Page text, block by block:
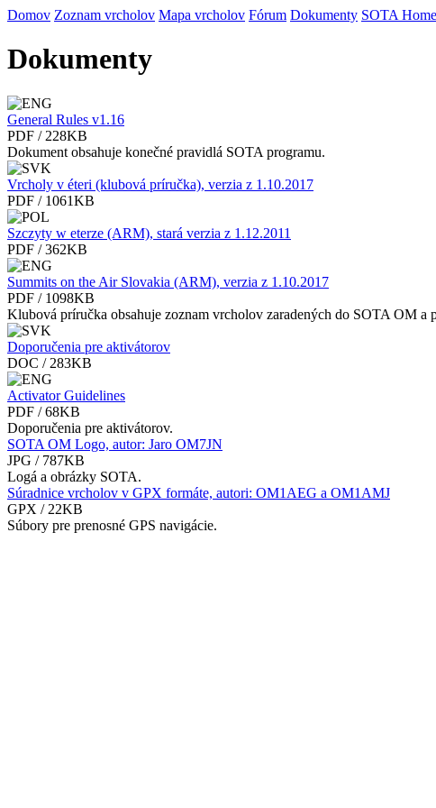
Domov Zoznam vrcholov Mapa vrcholov Fórum Dokumenty SOTA Home
Dokumenty
General Rules v1.16
PDF / 228KB
Dokument obsahuje konečné pravidlá SOTA programu.
Vrcholy v éteri (klubová príručka), verzia z 1.10.2017
PDF / 1061KB
Szczyty w eterze (ARM), stará verzia z 1.12.2011
PDF / 362KB
Summits on the Air Slovakia (ARM), verzia z 1.10.2017
PDF / 1098KB
Klubová príručka obsahuje zoznam vrcholov zaradených do SOTA OM a
Doporučenia pre aktivátorov
DOC / 283KB
Activator Guidelines
PDF / 68KB
Doporučenia pre aktivátorov.
SOTA OM Logo, autor: Jaro OM7JN
JPG / 787KB
Logá a obrázky SOTA.
Súradnice vrcholov v GPX formáte, autori: OM1AEG a OM1AMJ
GPX / 22KB
Súbory pre prenosné GPS navigácie.